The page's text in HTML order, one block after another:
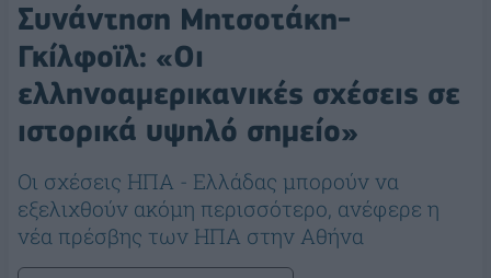
Συνάντηση Μητσοτάκη-
Γκίλφοϊλ: «Οι
ελληνοαμερικανικές σχέσεις σε
ιστορικά υψηλό σημείο»
Οι σχέσεις ΗΠΑ - Ελλάδας μπορούν να
εξελιχθούν ακόμη περισσότερο, ανέφερε η
νέα πρέσβης των ΗΠΑ στην Αθήνα